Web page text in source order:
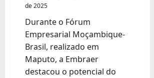
de 2025
Durante o Fórum
Empresarial Moçambique-
Brasil, realizado em
Maputo, a Embraer
destacou o potencial do